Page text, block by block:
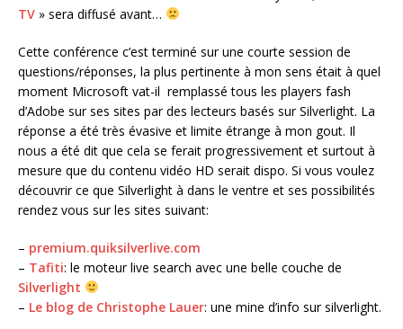
TV » sera diffusé avant…
Cette conférence c’est terminé sur une courte session de
questions/réponses, la plus pertinente à mon sens était à quel
moment Microsoft vat-il remplassé tous les players fash
d’Adobe sur ses sites par des lecteurs basés sur Silverlight. La
réponse a été très évasive et limite étrange à mon gout. Il
nous a été dit que cela se ferait progressivement et surtout à
mesure que du contenu vidéo HD serait dispo. Si vous voulez
découvrir ce que Silverlight à dans le ventre et ses possibilités
rendez vous sur les sites suivant:
– premium.quiksilverlive.com
– Tafiti: le moteur live search avec une belle couche de
Silverlight
– Le blog de Christophe Lauer: une mine d’info sur silverlight.